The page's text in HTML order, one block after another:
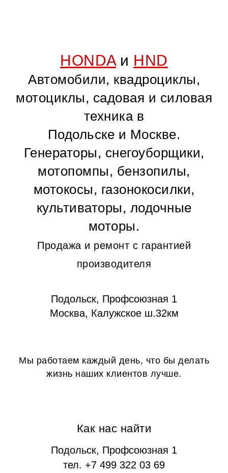
HONDAи HND
Автомобили, квадроциклы,
мотоциклы, садовая и силовая
техника в
Подольске и Москве.
Генераторы, снегоуборщики,
мотопомпы, бензопилы,
мотокосы, газонокосилки,
культиваторы, лодочные
моторы.
Продажа и ремонт с гарантией
производителя
Подольск, Профсоюзная 1
Москва, Калужское ш.32км
Мы работаем каждый день, что бы делать
жизнь наших клиентов лучше.
Как нас найти
Подольск, Профсоюзная 1
тел. +7 499 322 03 69